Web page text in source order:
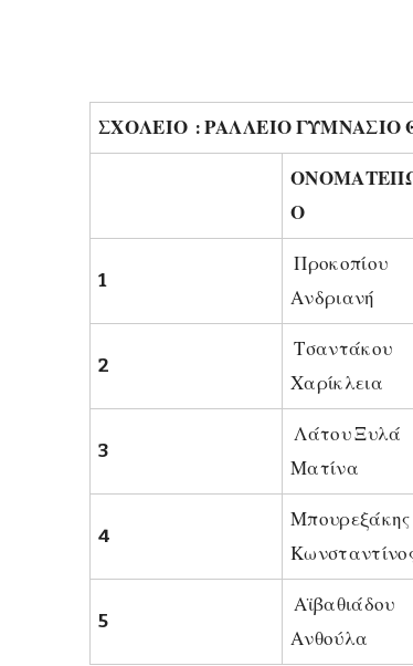
ΣΧΟΛΕΙΟ : ΡΑΛΛΕΙΟ ΓΥΜΝΑΣΙΟ
Ο
1
Προκοπίου
Ανδριανή
2
Τσαντάκου
Χαρίκλεια
3
Λάτου Ξυλά
Ματίνα
4
Μπουρεξάκης
5
Αϊβαθιάδου
Ανθούλα